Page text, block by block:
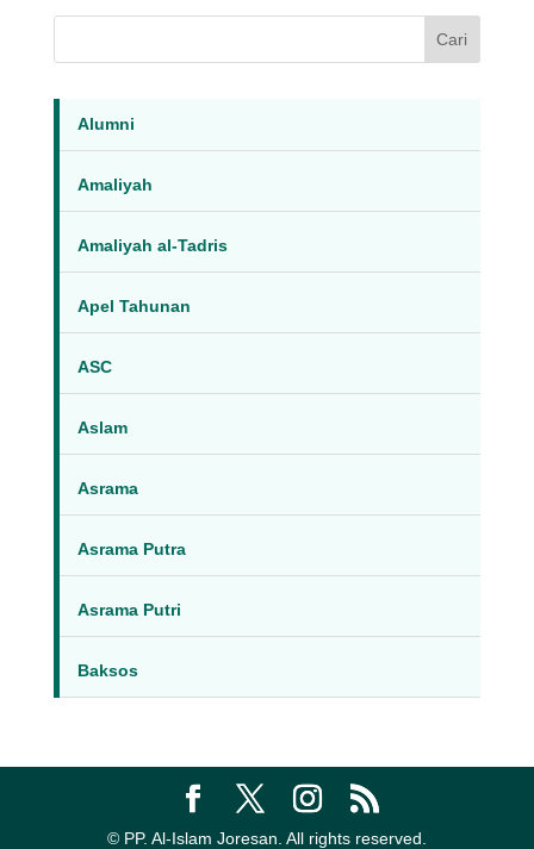
Cari
Alumni
Amaliyah
Amaliyah al-Tadris
Apel Tahunan
ASC
Aslam
Asrama
Asrama Putra
Asrama Putri
Baksos
© PP. Al-Islam Joresan. All rights reserved.